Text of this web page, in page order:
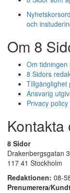
och
Om 8
Om tidningen
8 Sidors
Tillgänglighet
Ansvarig
Privacy
Kontakta
8 Sidor
Drakenbergsgatan
117 41 Stockholm
Redaktionen: 08-
Prenumerera/